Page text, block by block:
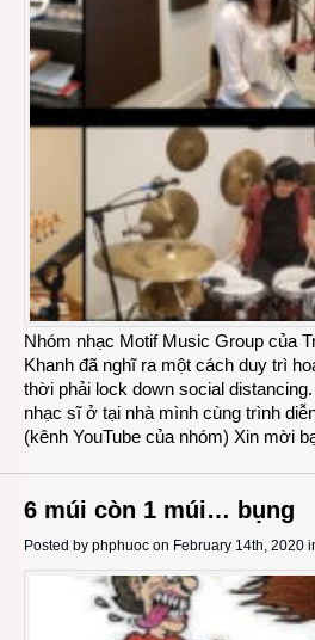
Nhóm nhạc Motif Music Group của
Khanh đã nghĩ ra một cách duy trì
thời phải lock down social
nhạc sĩ ở tại nhà mình cùng trình
(kênh YouTube của nhóm) Xin mời
6 múi còn 1 múi… bụng
Posted by phphuoc on February 14th, 2020